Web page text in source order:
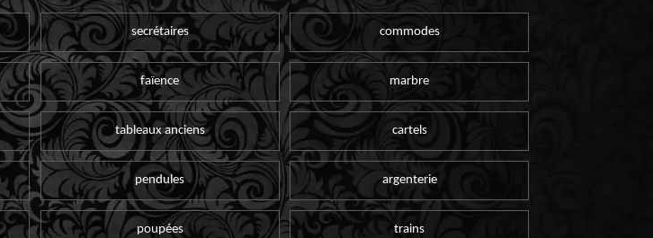
secrétaires commodes
faïence marbre
tableaux anciens cartels
pendules argenterie
poupées trains